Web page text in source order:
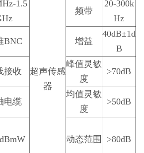
1.5
超声传感
器
频带
20-300k
Hz
BNC 增益
40dB±1d
B
接收
峰值灵敏
度
>70dB
电缆
均值灵敏
度
>50dB
动态范围 >80dB